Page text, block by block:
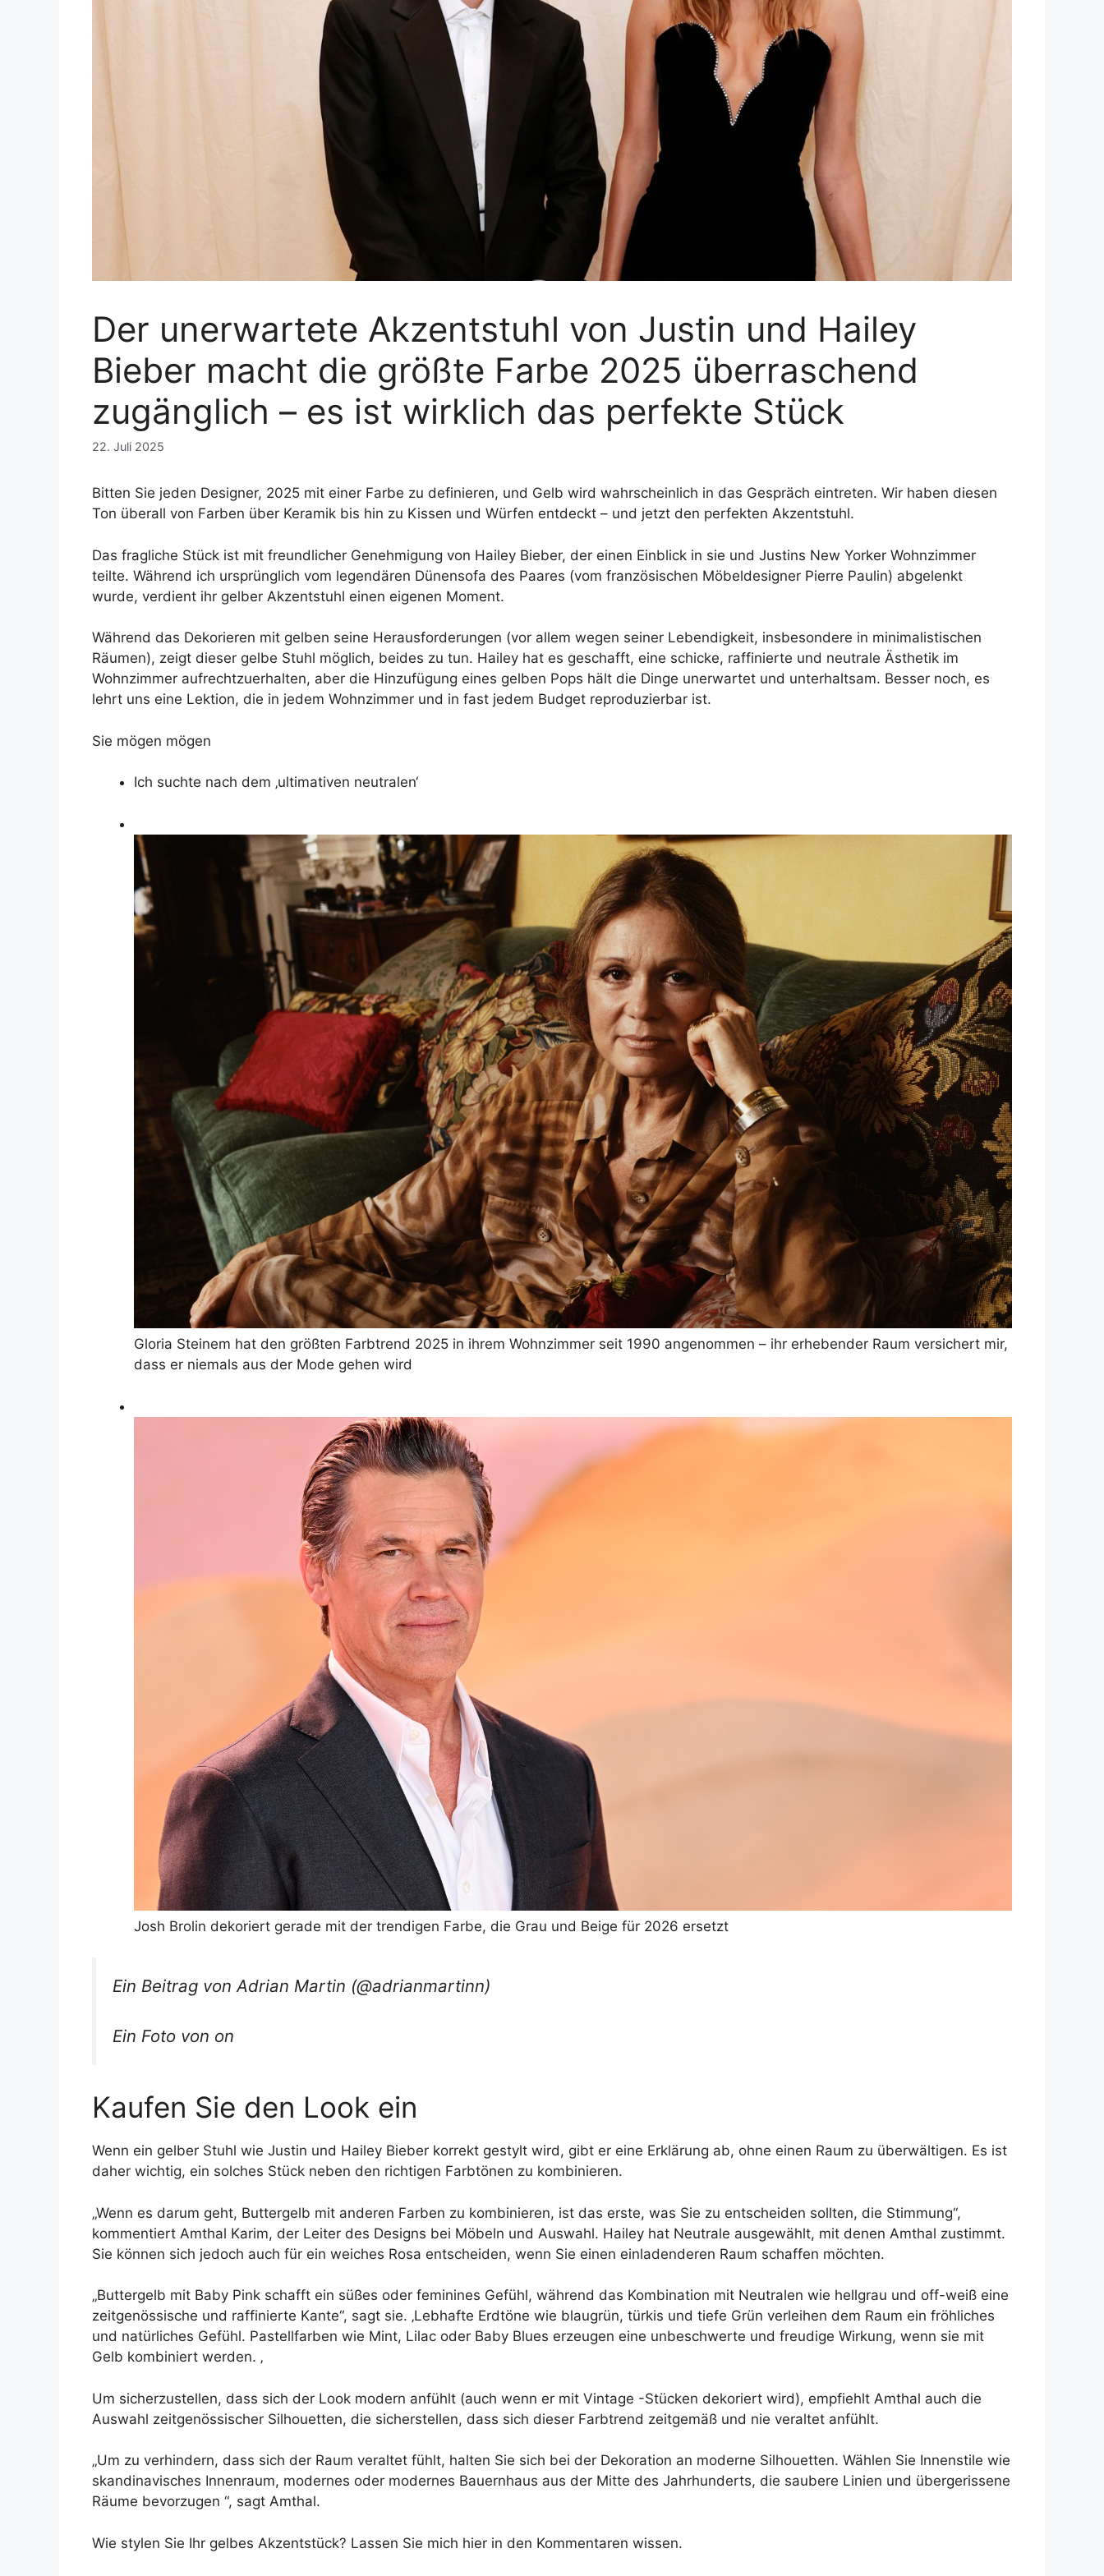
Der unerwartete Akzentstuhl von Justin und Hailey
Bieber macht die größte Farbe 2025 überraschend
zugänglich – es ist wirklich das perfekte Stück
22. Juli 2025
Bitten Sie jeden Designer, 2025 mit einer Farbe zu definieren, und Gelb wird wahrscheinlich in das Gespräch eintreten. Wir haben diesen
Ton überall von Farben über Keramik bis hin zu Kissen und Würfen entdeckt – und jetzt den perfekten Akzentstuhl.
Das fragliche Stück ist mit freundlicher Genehmigung von Hailey Bieber, der einen Einblick in sie und Justins New Yorker Wohnzimmer
teilte. Während ich ursprünglich vom legendären Dünensofa des Paares (vom französischen Möbeldesigner Pierre Paulin) abgelenkt
wurde, verdient ihr gelber Akzentstuhl einen eigenen Moment.
Während das Dekorieren mit gelben seine Herausforderungen (vor allem wegen seiner Lebendigkeit, insbesondere in minimalistischen
Räumen), zeigt dieser gelbe Stuhl möglich, beides zu tun. Hailey hat es geschafft, eine schicke, raffinierte und neutrale Ästhetik im
Wohnzimmer aufrechtzuerhalten, aber die Hinzufügung eines gelben Pops hält die Dinge unerwartet und unterhaltsam. Besser noch, es
lehrt uns eine Lektion, die in jedem Wohnzimmer und in fast jedem Budget reproduzierbar ist.
Sie mögen mögen
Ich suchte nach dem ‚ultimativen neutralen‘
Gloria Steinem hat den größten Farbtrend 2025 in ihrem Wohnzimmer seit 1990 angenommen – ihr erhebender Raum versichert mir,
dass er niemals aus der Mode gehen wird
Josh Brolin dekoriert gerade mit der trendigen Farbe, die Grau und Beige für 2026 ersetzt
Ein Beitrag von Adrian Martin (@adrianmartinn)
Ein Foto von on
Kaufen Sie den Look ein
Wenn ein gelber Stuhl wie Justin und Hailey Bieber korrekt gestylt wird, gibt er eine Erklärung ab, ohne einen Raum zu überwältigen. Es ist
daher wichtig, ein solches Stück neben den richtigen Farbtönen zu kombinieren.
„Wenn es darum geht, Buttergelb mit anderen Farben zu kombinieren, ist das erste, was Sie zu entscheiden sollten, die Stimmung“,
kommentiert Amthal Karim, der Leiter des Designs bei Möbeln und Auswahl. Hailey hat Neutrale ausgewählt, mit denen Amthal zustimmt.
Sie können sich jedoch auch für ein weiches Rosa entscheiden, wenn Sie einen einladenderen Raum schaffen möchten.
„Buttergelb mit Baby Pink schafft ein süßes oder feminines Gefühl, während das Kombination mit Neutralen wie hellgrau und off-weiß eine
zeitgenössische und raffinierte Kante“, sagt sie. ‚Lebhafte Erdtöne wie blaugrün, türkis und tiefe Grün verleihen dem Raum ein fröhliches
und natürliches Gefühl. Pastellfarben wie Mint, Lilac oder Baby Blues erzeugen eine unbeschwerte und freudige Wirkung, wenn sie mit
Gelb kombiniert werden. ‚
Um sicherzustellen, dass sich der Look modern anfühlt (auch wenn er mit Vintage -Stücken dekoriert wird), empfiehlt Amthal auch die
Auswahl zeitgenössischer Silhouetten, die sicherstellen, dass sich dieser Farbtrend zeitgemäß und nie veraltet anfühlt.
„Um zu verhindern, dass sich der Raum veraltet fühlt, halten Sie sich bei der Dekoration an moderne Silhouetten. Wählen Sie Innenstile wie
skandinavisches Innenraum, modernes oder modernes Bauernhaus aus der Mitte des Jahrhunderts, die saubere Linien und übergerissene
Räume bevorzugen “, sagt Amthal.
Wie stylen Sie Ihr gelbes Akzentstück? Lassen Sie mich hier in den Kommentaren wissen.